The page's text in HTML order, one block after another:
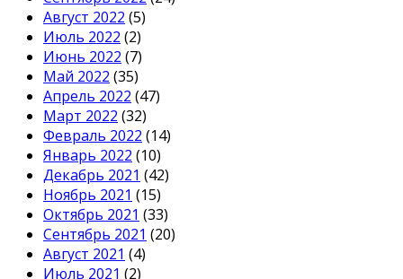
Август 2022 (5)
Июль 2022 (2)
Июнь 2022 (7)
Май 2022 (35)
Апрель 2022 (47)
Март 2022 (32)
Февраль 2022 (14)
Январь 2022 (10)
Декабрь 2021 (42)
Ноябрь 2021 (15)
Октябрь 2021 (33)
Сентябрь 2021 (20)
Август 2021 (4)
Июль 2021 (2)